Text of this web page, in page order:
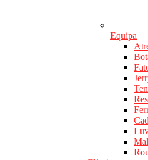
+
Equipa